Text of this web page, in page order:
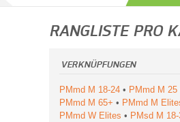
RANGLISTE PRO
VERKNÜPFUNGEN
PMmd M 18-24 • PMmd M 25
PMmd M 65+ • PMmd M
PMmd W Elites • PMsd M